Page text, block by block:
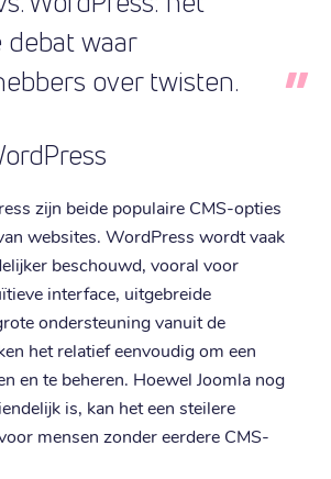
debat waar
over twisten.
zijn beide populaire CMS-opties
websites. WordPress wordt vaak
beschouwd, vooral voor
interface, uitgebreide
ondersteuning vanuit de
het relatief eenvoudig om een
en te beheren. Hoewel Joomla nog
is, kan het een steilere
mensen zonder eerdere CMS-